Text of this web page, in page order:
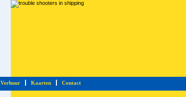
Verhuur Kaarten Contact